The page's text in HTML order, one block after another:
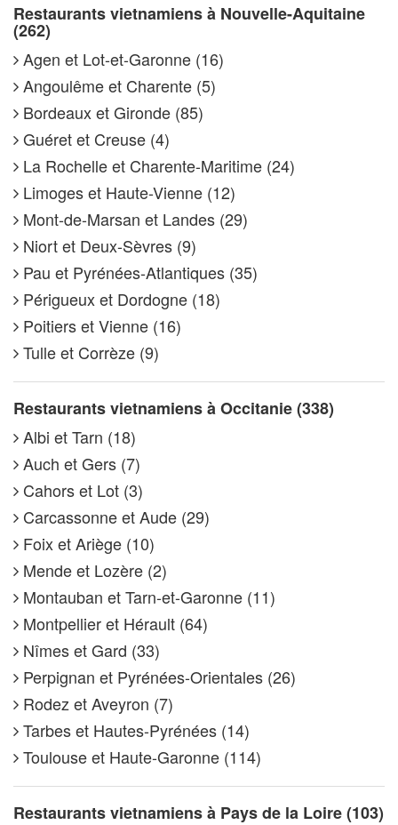
Restaurants vietnamiens à Nouvelle-Aquitaine
(262)
Agen et Lot-et-Garonne (16)
Angoulême et Charente (5)
Bordeaux et Gironde (85)
Guéret et Creuse (4)
La Rochelle et Charente-Maritime (24)
Limoges et Haute-Vienne (12)
Mont-de-Marsan et Landes (29)
Niort et Deux-Sèvres (9)
Pau et Pyrénées-Atlantiques (35)
Périgueux et Dordogne (18)
Poitiers et Vienne (16)
Tulle et Corrèze (9)
Restaurants vietnamiens à Occitanie (338)
Albi et Tarn (18)
Auch et Gers (7)
Cahors et Lot (3)
Carcassonne et Aude (29)
Foix et Ariège (10)
Mende et Lozère (2)
Montauban et Tarn-et-Garonne (11)
Montpellier et Hérault (64)
Nîmes et Gard (33)
Perpignan et Pyrénées-Orientales (26)
Rodez et Aveyron (7)
Tarbes et Hautes-Pyrénées (14)
Toulouse et Haute-Garonne (114)
Restaurants vietnamiens à Pays de la Loire (103)